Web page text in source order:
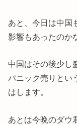
あと、今日は中国
影響もあったのか
中国はその後少し
パニック売りとい
はします。
あとは今晩のダウ